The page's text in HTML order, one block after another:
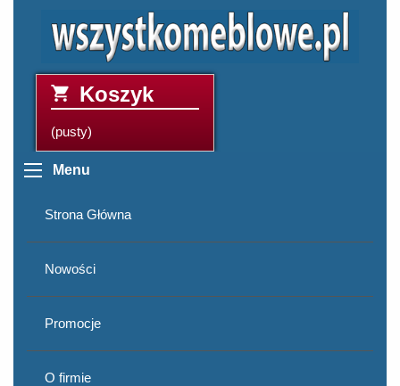
Koszyk
(pusty)
Menu
Strona Główna
Nowości
Promocje
O firmie